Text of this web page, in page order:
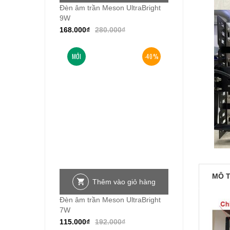
MÔ
Đèn âm trần Meson UltraBright
9W
280.000₫
168.000₫
-40%
MỚI
Thêm vào giỏ hàng
Đèn âm trần Meson UltraBright
7W
192.000₫
115.000₫